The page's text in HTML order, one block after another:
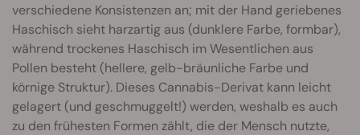
verschiedene Konsistenzen an; mit der Hand geriebenes
Haschisch sieht harzartig aus (dunklere Farbe, formbar),
während trockenes Haschisch im Wesentlichen aus
Pollen besteht (hellere, gelb-bräunliche Farbe und
körnige Struktur). Dieses Cannabis-Derivat kann leicht
gelagert (und geschmuggelt!) werden, weshalb es auch
zu den frühesten Formen zählt, die der Mensch nutzte,